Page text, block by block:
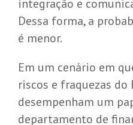
integração e
Dessa forma, a
é menor.
Em um cenário em
riscos e fraquezas do
desempenham um
departamento de